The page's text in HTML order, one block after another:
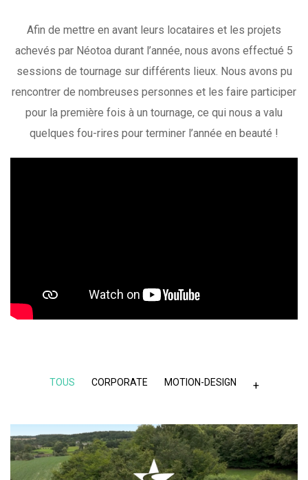
Afin de mettre en avant leurs locataires et les projets
achevés par Néotoa durant l’année, nous avons effectué 5
sessions de tournage sur différents lieux. Nous avons pu
rencontrer de nombreuses personnes et les faire participer
pour la première fois à un tournage, ce qui nous a valu
quelques fou-rires pour terminer l’année en beauté !
TOUS CORPORATE MOTION-DESIGN +